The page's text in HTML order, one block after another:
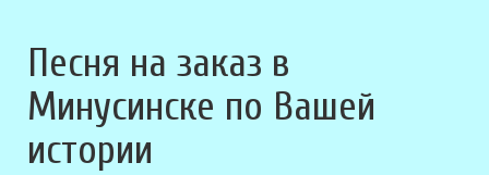
Песня на заказ в
Минусинске по Вашей
истории